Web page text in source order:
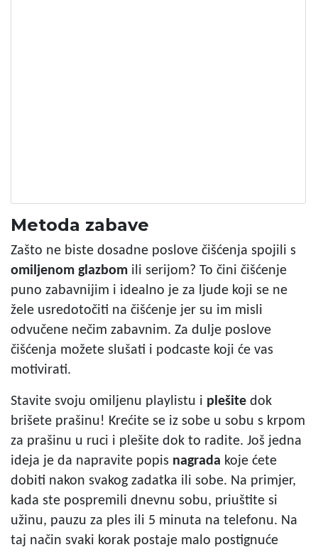
Metoda zabave
Zašto ne biste dosadne poslove čišćenja spojili s
omiljenom glazbom ili serijom? To čini čišćenje
puno zabavnijim i idealno je za ljude koji se ne
žele usredotočiti na čišćenje jer su im misli
odvučene nečim zabavnim. Za dulje poslove
čišćenja možete slušati i podcaste koji će vas
motivirati.
Stavite svoju omiljenu playlistu i plešite dok
brišete prašinu! Krećite se iz sobe u sobu s krpom
za prašinu u ruci i plešite dok to radite. Još jedna
ideja je da napravite popis nagrada koje ćete
dobiti nakon svakog zadatka ili sobe. Na primjer,
kada ste pospremili dnevnu sobu, priuštite si
užinu, pauzu za ples ili 5 minuta na telefonu. Na
taj način svaki korak postaje malo postignuće